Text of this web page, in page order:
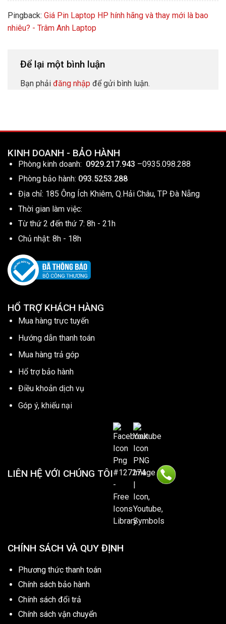
Pingback: Giá Pin Laptop HP hính hãng và thay mới là bao
nhiêu? - Trâm Anh Laptop
Để lại một bình luận
Bạn phải đăng nhập để gửi bình luận.
KINH DOANH - BẢO HÀNH
Phòng kinh doanh: 0929.217.943 –0935.098.288
Phòng bảo hành: 093.5253.288
Địa chỉ: 185 Ông Ích Khiêm, Q.Hải Châu, TP Đà Nẵng
Thời gian làm việc:
Từ thứ 2 đến thứ 7: 8h - 21h
Chủ nhật: 8h - 18h
HỔ TRỢ KHÁCH HÀNG
Mua hàng trực tuyến
Hướng dẫn thanh toán
Mua hàng trả góp
Hổ trợ bảo hành
Điều khoản dịch vụ
Góp ý, khiếu nại
LIÊN HỆ VỚI CHÚNG TÔI
CHÍNH SÁCH VÀ QUY ĐỊNH
Phương thức thanh toán
Chính sách bảo hành
Chính sách đổi trả
Chính sách vận chuyển